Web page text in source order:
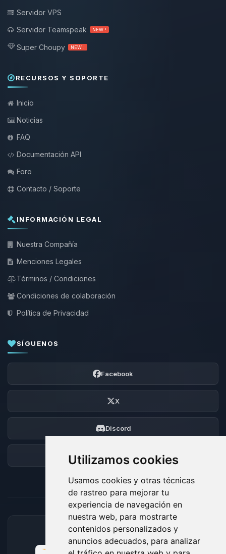
Utilizamos cookies
Usamos cookies y otras técnicas
de rastreo para mejorar tu
experiencia de navegación en
nuestra web, para mostrarte
contenidos personalizados y
anuncios adecuados, para analizar
Servidor VPS
Servidor Teamspeak
NEW !
Super Choupy NEW !
RECURSOS Y SOPORTE
Inicio
Noticias
FAQ
Documentación API
Foro
Contacto / Soporte
INFORMACIÓN LEGAL
Nuestra Compañía
Menciones Legales
Términos / Condiciones
Condiciones de colaboración
Política de Privacidad
SÍGUENOS
Facebook
X
Discord
Foro
MÉTODOS DE PAGO ACEPTADOS